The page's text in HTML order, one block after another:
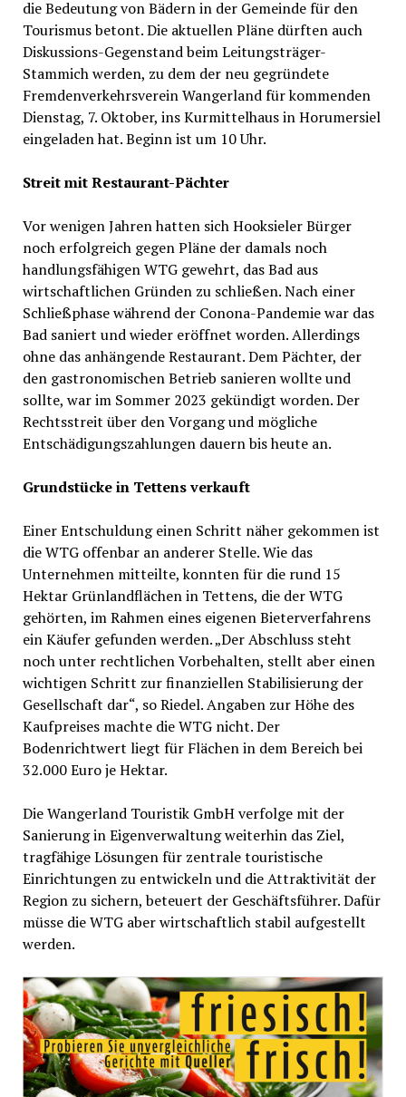
die Bedeutung von Bädern in der Gemeinde für den
Tourismus betont. Die aktuellen Pläne dürften auch
Diskussions-Gegenstand beim Leitungsträger-
Stammich werden, zu dem der neu gegründete
Fremdenverkehrsverein Wangerland für kommenden
Dienstag, 7. Oktober, ins Kurmittelhaus in Horumersiel
eingeladen hat. Beginn ist um 10 Uhr.
Streit mit Restaurant-Pächter
Vor wenigen Jahren hatten sich Hooksieler Bürger
noch erfolgreich gegen Pläne der damals noch
handlungsfähigen WTG gewehrt, das Bad aus
wirtschaftlichen Gründen zu schließen. Nach einer
Schließphase während der Conona-Pandemie war das
Bad saniert und wieder eröffnet worden. Allerdings
ohne das anhängende Restaurant. Dem Pächter, der
den gastronomischen Betrieb sanieren wollte und
sollte, war im Sommer 2023 gekündigt worden. Der
Rechtsstreit über den Vorgang und mögliche
Entschädigungszahlungen dauern bis heute an.
Grundstücke in Tettens verkauft
Einer Entschuldung einen Schritt näher gekommen ist
die WTG offenbar an anderer Stelle. Wie das
Unternehmen mitteilte, konnten für die rund 15
Hektar Grünlandflächen in Tettens, die der WTG
gehörten, im Rahmen eines eigenen Bieterverfahrens
ein Käufer gefunden werden. „Der Abschluss steht
noch unter rechtlichen Vorbehalten, stellt aber einen
wichtigen Schritt zur finanziellen Stabilisierung der
Gesellschaft dar“, so Riedel. Angaben zur Höhe des
Kaufpreises machte die WTG nicht. Der
Bodenrichtwert liegt für Flächen in dem Bereich bei
32.000 Euro je Hektar.
Die Wangerland Touristik GmbH verfolge mit der
Sanierung in Eigenverwaltung weiterhin das Ziel,
tragfähige Lösungen für zentrale touristische
Einrichtungen zu entwickeln und die Attraktivität der
Region zu sichern, beteuert der Geschäftsführer. Dafür
müsse die WTG aber wirtschaftlich stabil aufgestellt
werden.